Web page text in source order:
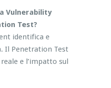
Vulnerability
Test?
identifica e
Il Penetration Test
e l’impatto sul